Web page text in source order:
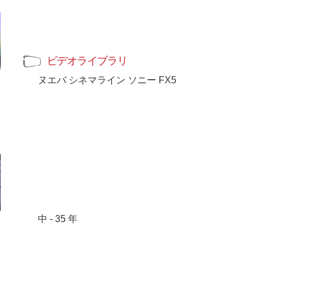
ビデオライブラリ
ヌエバ シネマライン ソニー FX5
中 - 35 年